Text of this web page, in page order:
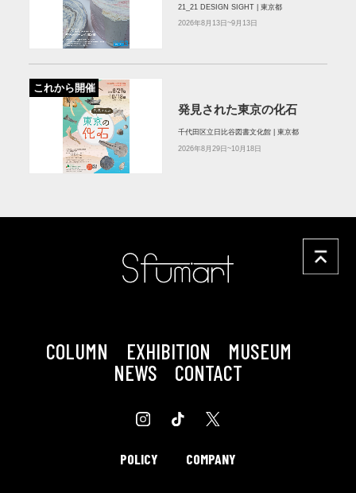
21_21 DESIGN SIGHT | 東京都
2026年8月13日~9月13日
これから開催
発見された東京の化石
千代田区立日比谷図書文化館 | 東京都
2026年8月29日~10月18日
COLUMN EXHIBITION
MUSEUM
NEWS
CONTACT
POLICY COMPANY